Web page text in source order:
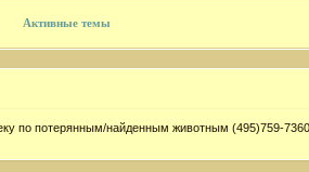
Активные темы
по потерянным/найденным животным (495)759-